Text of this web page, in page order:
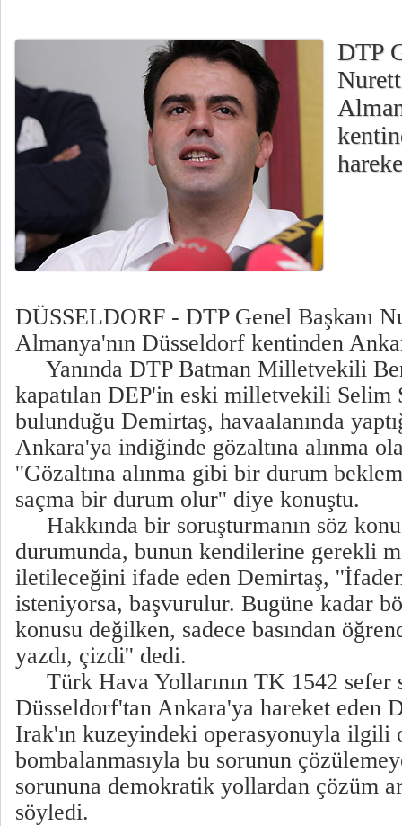
DTP
DÜSSELDORF - DTP Genel Başkanı
Almanya'nın Düsseldorf kentinden
Yanında DTP Batman Milletvekili
kapatılan DEP'in eski milletvekili Selim
bulunduğu Demirtaş, havaalanında
Ankara'ya indiğinde gözaltına alınma
''Gözaltına alınma gibi bir durum
saçma bir durum olur'' diye konuştu.
Hakkında bir soruşturmanın söz
durumunda, bunun kendilerine gerekli
iletileceğini ifade eden Demirtaş,
isteniyorsa, başvurulur. Bugüne kadar
konusu değilken, sadece basından
yazdı, çizdi'' dedi.
Türk Hava Yollarının TK 1542 sefer
Düsseldorf'tan Ankara'ya hareket eden
Irak'ın kuzeyindeki operasyonuyla ilgili
bombalanmasıyla bu sorunun
sorununa demokratik yollardan çözüm
söyledi.